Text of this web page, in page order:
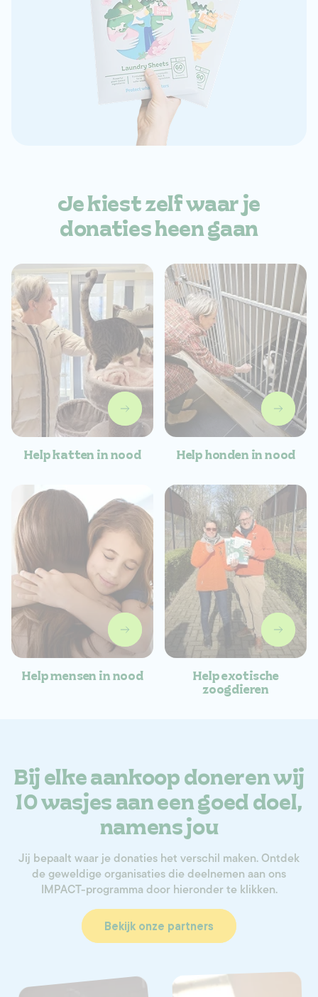
Je kiest zelf waar je
donaties heen gaan
Help katten in nood Help honden in nood
Help mensen in nood Help exotische
zoogdieren
Bij elke aankoop doneren wij
10 wasjes aan een goed doel,
namens jou
Jij bepaalt waar je donaties het verschil maken. Ontdek
de geweldige organisaties die deelnemen aan ons
IMPACT-programma door hieronder te klikken.
Bekijk onze partners